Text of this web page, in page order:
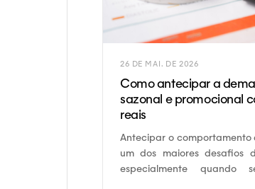
26 DE MAI. DE 2026
Como antecipar a
sazonal e promocional
reais
Antecipar o comportamento
um dos maiores desafios
especialmente quando